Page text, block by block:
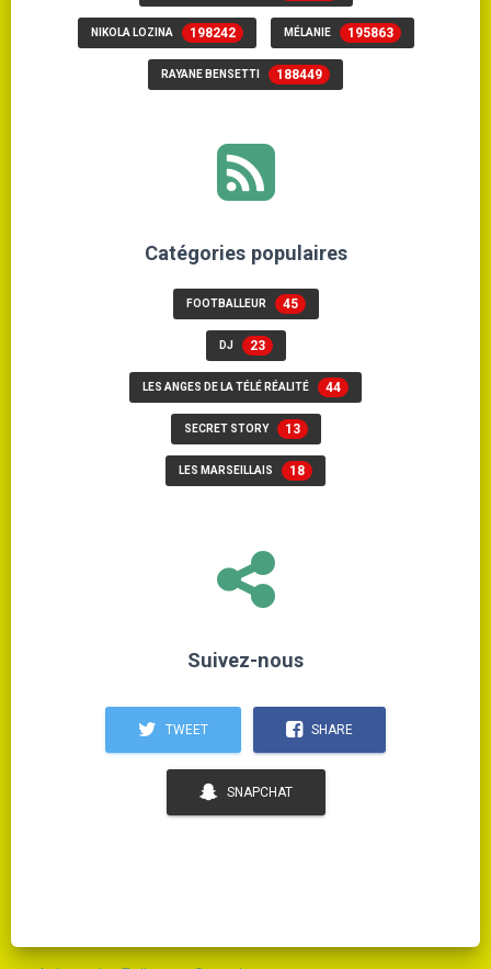
NIKOLA LOZINA 198242 MÉLANIE 195863
RAYANE BENSETTI 188449
Catégories populaires
FOOTBALLEUR 45
DJ 23
LES ANGES DE LA TÉLÉ RÉALITÉ 44
SECRET STORY 13
LES MARSEILLAIS 18
Suivez-nous
TWEET SHARE
SNAPCHAT